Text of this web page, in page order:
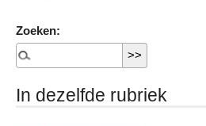
Zoeken:
In dezelfde rubriek